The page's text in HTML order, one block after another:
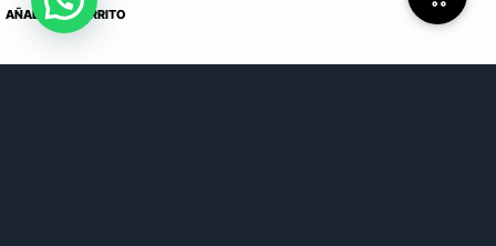
AÑADIR AL CARRITO